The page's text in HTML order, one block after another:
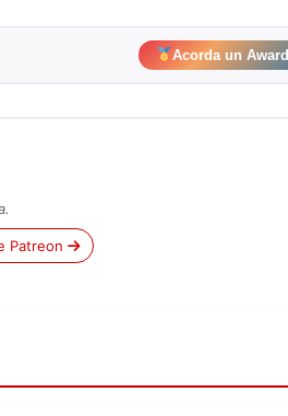
Acorda un Award
Patreon